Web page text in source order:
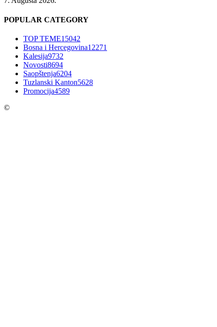
POPULAR CATEGORY
TOP TEME15042
Bosna i Hercegovina12271
Kalesija9732
Novosti8694
Saopštenja6204
Tuzlanski Kanton5628
Promocija4589
©